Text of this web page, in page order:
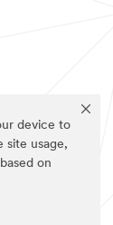
device to
site usage,
on